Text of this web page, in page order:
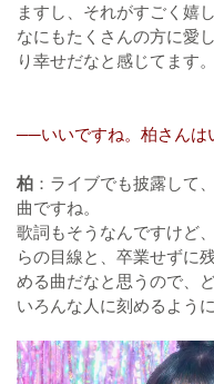
ますし、それがすごく嬉
なにもたくさんの方に愛
り幸せだなと感じてます。
──いいですね。柏さんは
柏 ：ライブでも披露して
曲ですね。
歌詞もそうなんですけど
らの目線と、卒業せずに
める曲だなと思うので、
いろんな人に刻めるよう